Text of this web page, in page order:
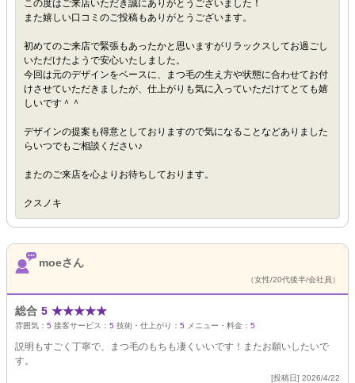
この度はご来店いただき誠にありがとうございました！
また嬉しい口コミのご投稿もありがとうございます。
初めてのご来店で緊張もあったかと思いますがリラックスしてお過ごし
いただけたようで安心いたしました。
今回は元のデザインをベースに、まつ毛の生え方や状態に合わせてお付
けさせていただきましたが、仕上がりも気に入っていただけてとても嬉
しいです＾＾
デザインの提案も得意としておりますので気になることなどありました
らいつでもご相談ください♪
またのご来店を心よりお待ちしております。
クスノキ
moeさん
（女性/20代後半/会社員）
総合 5 ★★★★★
雰囲気： 5 接客サービス： 5 技術・仕上がり： 5 メニュー・料金： 5
説明もすごく丁寧で、まつ毛のもちも凄くいいです！またお願いしたいで
す。
[投稿日] 2026/4/22